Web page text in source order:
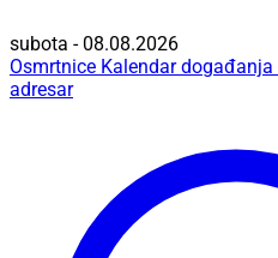
subota - 08.08.2026
Osmrtnice Kalendar događanja
adresar